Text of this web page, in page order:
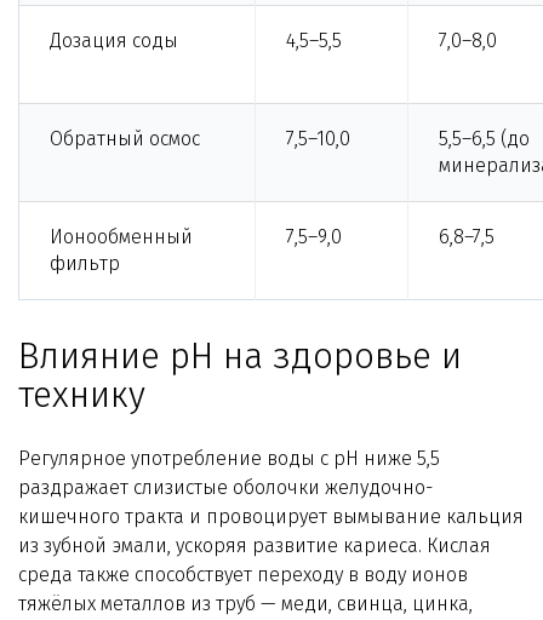
Дозация соды 4,5–5,5 7,0–8,0
Обратный осмос 7,5–10,0
5,5–6,5 (до
Ионообменный
фильтр
7,5–9,0 6,8–7,5
Влияние pH на здоровье и
технику
Регулярное употребление воды с pH ниже 5,5
раздражает слизистые оболочки желудочно-
кишечного тракта и провоцирует вымывание кальция
из зубной эмали, ускоряя развитие кариеса. Кислая
среда также способствует переходу в воду ионов
тяжёлых металлов из труб — меди, свинца, цинка,